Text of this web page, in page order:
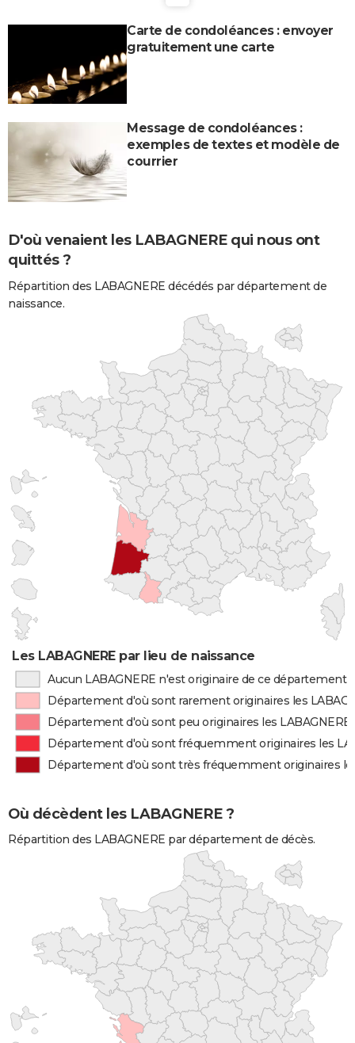
Carte de condoléances : envoyer
gratuitement une carte
Message de condoléances :
exemples de textes et modèle de
courrier
D'où venaient les LABAGNERE qui nous ont
quittés ?
Répartition des LABAGNERE décédés par département de
naissance.
Les LABAGNERE par lieu de naissance
Aucun LABAGNERE n'est originaire de ce département
Département d'où sont rarement originaires les
Département d'où sont peu originaires les LABAGNERE
Département d'où sont fréquemment originaires les
Département d'où sont très fréquemment originaires
Où décèdent les LABAGNERE ?
Répartition des LABAGNERE par département de décès.